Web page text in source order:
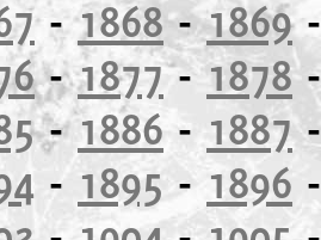
-1868-1869
-1877-1878
-1886- 1887
- 1895 - 1896